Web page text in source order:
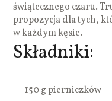
świątecznego czaru.
propozycja dla tych,
w każdym kęsie.
Składniki:
150 g pierniczków